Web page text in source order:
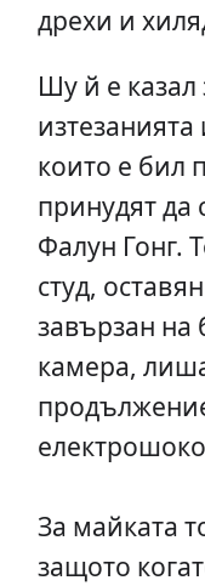
дрехи и
Шу й е казал
изтезанията
които е бил
принудят да
Фалун Гонг.
студ,
завързан на
камера,
За майката
защото